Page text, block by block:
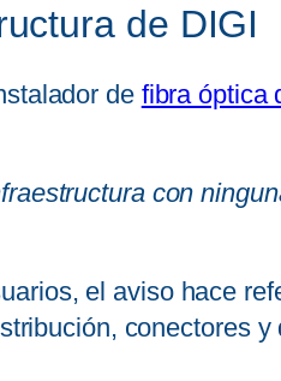
de DIGI
de fibra óptica
con
el aviso hace
conectores